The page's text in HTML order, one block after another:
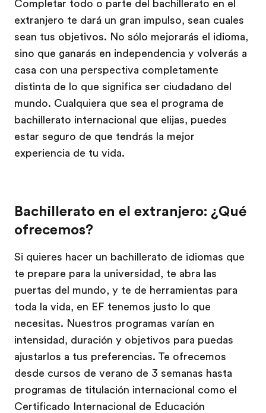
Completar todo o parte del bachillerato en el
extranjero te dará un gran impulso, sean cuales
sean tus objetivos. No sólo mejorarás el idioma,
sino que ganarás en independencia y volverás a
casa con una perspectiva completamente
distinta de lo que significa ser ciudadano del
mundo. Cualquiera que sea el programa de
bachillerato internacional que elijas, puedes
estar seguro de que tendrás la mejor
experiencia de tu vida.
Bachillerato en el extranjero: ¿Qué
ofrecemos?
Si quieres hacer un bachillerato de idiomas que
te prepare para la universidad, te abra las
puertas del mundo, y te de herramientas para
toda la vida, en EF tenemos justo lo que
necesitas. Nuestros programas varían en
intensidad, duración y objetivos para puedas
ajustarlos a tus preferencias. Te ofrecemos
desde cursos de verano de 3 semanas hasta
programas de titulación internacional como el
Certificado Internacional de Educación